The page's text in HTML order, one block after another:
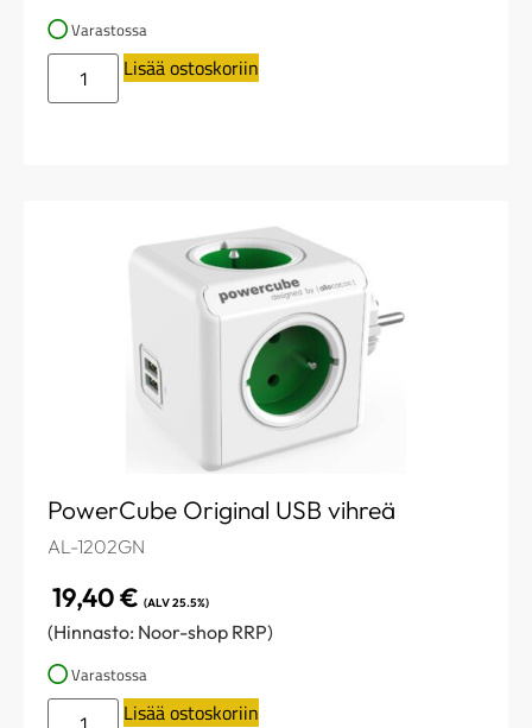
Varastossa
Lisää ostoskoriin
PowerCube Original USB vihreä
AL-1202GN
19,40€ (ALV 25.5%)
(Hinnasto: Noor-shop RRP)
Varastossa
Lisää ostoskoriin